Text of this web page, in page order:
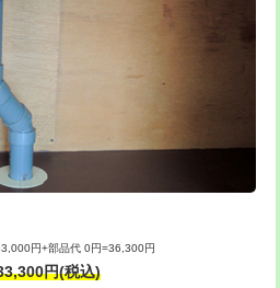
え)
め戻し作
11,000円~
まで） 55,000円
事/3ｍ超
し作業）
33,000円
8,800円
清掃・修
軽作業）
11,000円
清掃・修
中作業）
・清掃・修
（重作業）
33,000円
円+部品代 0円=36,300円
円(税込)